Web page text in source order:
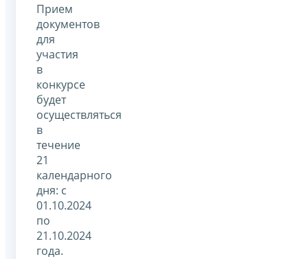
Прием
документов
для
участия
в
конкурсе
будет
осуществляться
в
течение
21
календарного
дня: с
01.10.2024
по
21.10.2024
года.